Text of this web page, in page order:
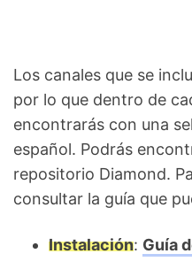
Los canales que se
por lo que dentro de
encontrarás con una
español. Podrás
repositorio Diamond.
consultar la guía que
Instalación: Guía